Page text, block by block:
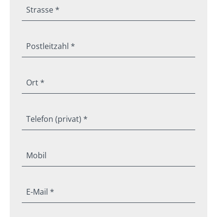
Strasse *
Postleitzahl *
Ort *
Telefon (privat) *
Mobil
E-Mail *